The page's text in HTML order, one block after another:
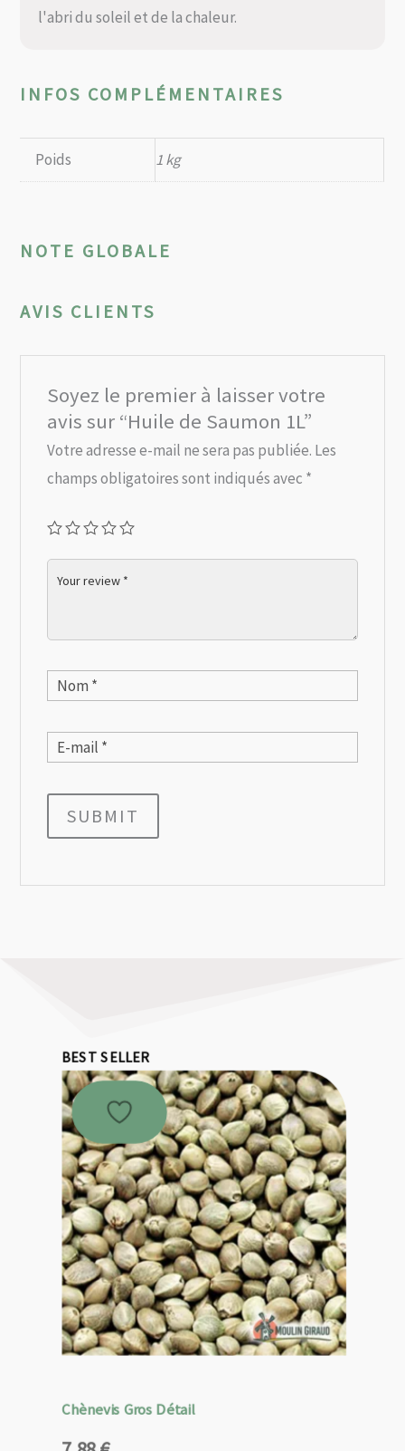
l'abri du soleil et de la chaleur.
INFOS COMPLÉMENTAIRES
Poids 1 kg
NOTE GLOBALE
AVIS CLIENTS
Soyez le premier à laisser votre
avis sur “Huile de Saumon 1L”
Votre adresse e-mail ne sera pas publiée. Les
champs obligatoires sont indiqués avec *
SUBMIT
BEST SELLER
Chènevis Gros Détail